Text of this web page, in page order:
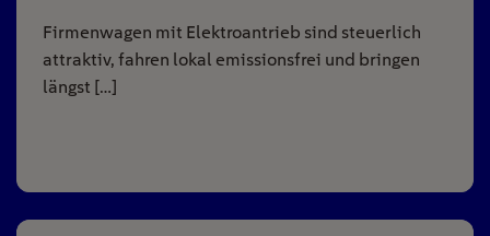
Firmenwagen mit Elektroantrieb sind steuerlich
attraktiv, fahren lokal emissionsfrei und bringen
längst […]